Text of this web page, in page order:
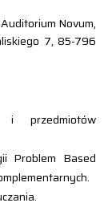
Novum,
7, 85-796
i przedmiotów
Problem Based